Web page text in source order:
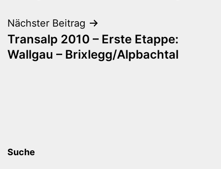
Nächster Beitrag
Transalp 2010 – Erste Etappe:
Wallgau – Brixlegg/Alpbachtal
Suche